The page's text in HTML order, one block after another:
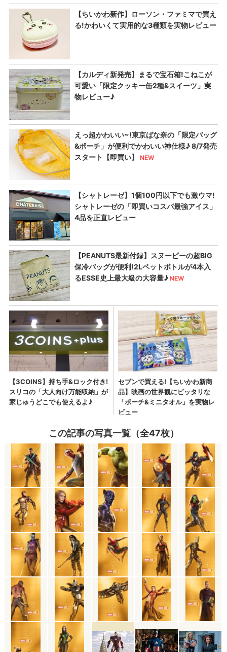
この記事の写真一覧（全47枚）